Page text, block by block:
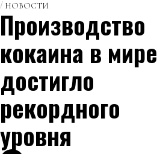
НОВОСТИ
Производство
кокаина в мире
достигло
рекордного
уровня